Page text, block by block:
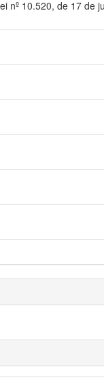
nº 10.520, de 17 de